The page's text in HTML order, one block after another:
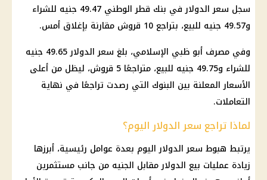
سجل سعر الدولار في بنك قطر الوطني 49.47 جنيه للشراء
و49.57 جنيه للبيع، بتراجع 10 قروش مقارنة بإغلاق أمس.
وفي مصرف أبو ظبي الإسلامي، بلغ سعر الدولار 49.65 جنيه
للشراء و49.75 جنيه للبيع، متراجعًا 5 قروش، ليظل من أعلى
الأسعار المعلنة بين البنوك التي رصدت تراجعًا في نهاية
التعاملات.
لماذا تراجع سعر الدولار اليوم؟
يرتبط هبوط سعر الدولار اليوم بعدة عوامل رئيسية، أبرزها
زيادة عمليات بيع الدولار مقابل الجنيه من جانب مستثمرين